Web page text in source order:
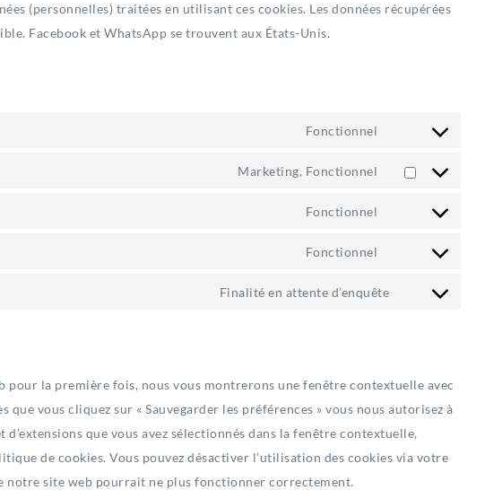
(personnelles) traitées en utilisant ces cookies. Les données récupérées
Facebook et WhatsApp se trouvent aux États-Unis.
Fonctionnel
Consent
wordpress
Marketing, Fonctionnel
Consent
facebook
Fonctionnel
Consent
whatsapp
Fonctionnel
Consent
Finalité en attente d’enquête
Consent
pour la première fois, nous vous montrerons une fenêtre contextuelle avec
que vous cliquez sur « Sauvegarder les préférences » vous nous autorisez à
que vous avez sélectionnés dans la fenêtre contextuelle,
de cookies. Vous pouvez désactiver l’utilisation des cookies via votre
notre site web pourrait ne plus fonctionner correctement.